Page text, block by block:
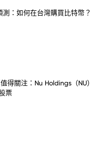
測：如何在台灣購買比特幣？
得關注：Nu Holdings（NU）
票